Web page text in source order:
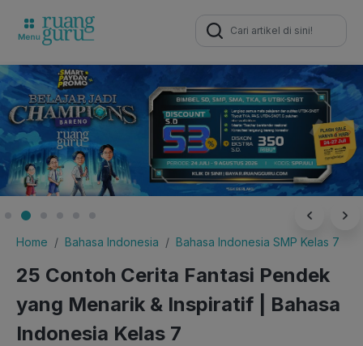
Search
for:
Home Bahasa Indonesia Bahasa Indonesia SMP Kelas 7
25 Contoh Cerita Fantasi Pendek
yang Menarik & Inspiratif | Bahasa
Indonesia Kelas 7